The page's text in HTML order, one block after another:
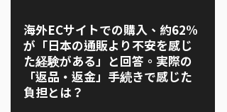
海外ECサイトでの購入、約62%
が「日本の通販より不安を感じ
た経験がある」と回答。実際の
「返品・返金」手続きで感じた
負担とは？